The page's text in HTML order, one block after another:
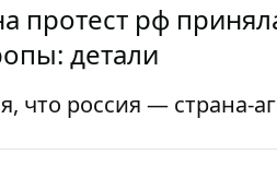
протест рф
детали
что россия — страна-